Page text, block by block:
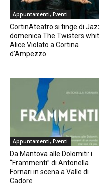
Appuntamenti, Eventi
CortinAteatro si tinge di
domenica The Twisters whit
Alice Violato a Cortina
d’Ampezzo
Appuntamenti, Eventi
Da Mantova alle Dolomiti: i
“Frammenti” di Antonella
Fornari in scena a Valle di
Cadore